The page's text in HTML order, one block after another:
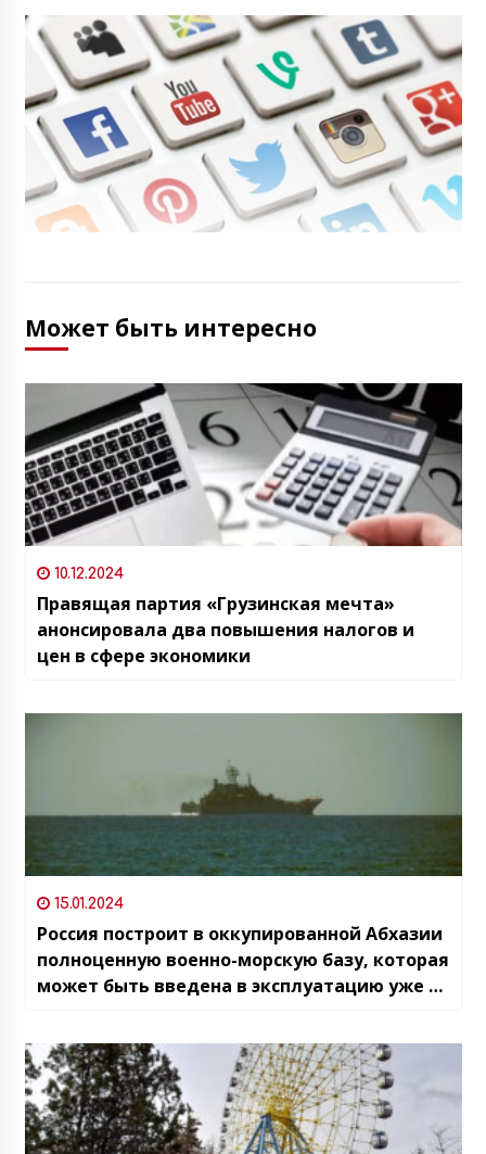
Может быть интересно
10.12.2024
Правящая партия «Грузинская мечта»
анонсировала два повышения налогов и
цен в сфере экономики
15.01.2024
Россия построит в оккупированной Абхазии
полноценную военно-морскую базу, которая
может быть введена в эксплуатацию уже в